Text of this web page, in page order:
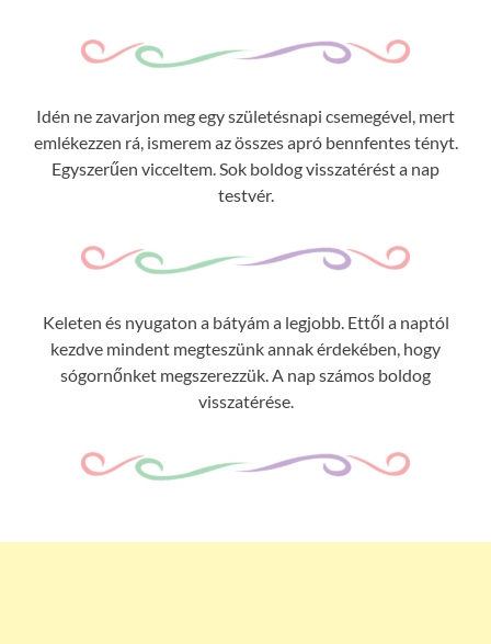
Idén ne zavarjon meg egy születésnapi csemegével, mert
emlékezzen rá, ismerem az összes apró bennfentes tényt.
Egyszerűen vicceltem. Sok boldog visszatérést a nap
testvér.
Keleten és nyugaton a bátyám a legjobb. Ettől a naptól
kezdve mindent megteszünk annak érdekében, hogy
sógornőnket megszerezzük. A nap számos boldog
visszatérése.